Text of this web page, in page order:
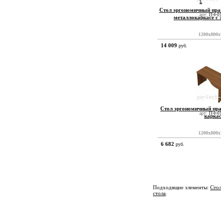
арт:
Стол эргономичный
металлокаркасе
арт:
14 009 руб.
Стол эргономичный
6 682 руб.
Подходящие элементы:
стола